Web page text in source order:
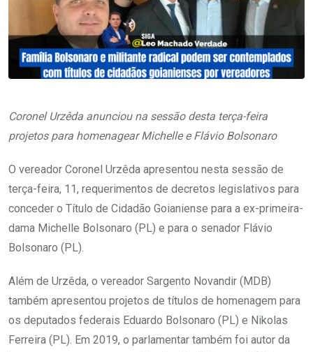
Coronel Urzêda anunciou na sessão desta terça-feira
projetos para homenagear Michelle e Flávio Bolsonaro
O vereador Coronel Urzêda apresentou nesta sessão de
terça-feira, 11, requerimentos de decretos legislativos para
conceder o Título de Cidadão Goianiense para a ex-primeira-
dama Michelle Bolsonaro (PL) e para o senador Flávio
Bolsonaro (PL).
Além de Urzêda, o vereador Sargento Novandir (MDB)
também apresentou projetos de títulos de homenagem para
os deputados federais Eduardo Bolsonaro (PL) e Nikolas
Ferreira (PL). Em 2019, o parlamentar também foi autor da